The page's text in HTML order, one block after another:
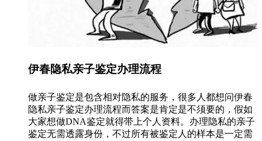
伊春隐私亲子鉴定办理流程
做亲子鉴定是包含相对隐私的服务，很多人都想问伊春
隐私亲子鉴定办理流程而答案是肯定是不须要的，假如
大家想做DNA鉴定就得带上个人资料。办理隐私的亲子
鉴定无需透露身份，不过所有被鉴定人的样本是一定需